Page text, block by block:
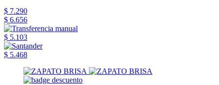
$ 7.290
$ 6.656
$ 5.103
$ 5.468